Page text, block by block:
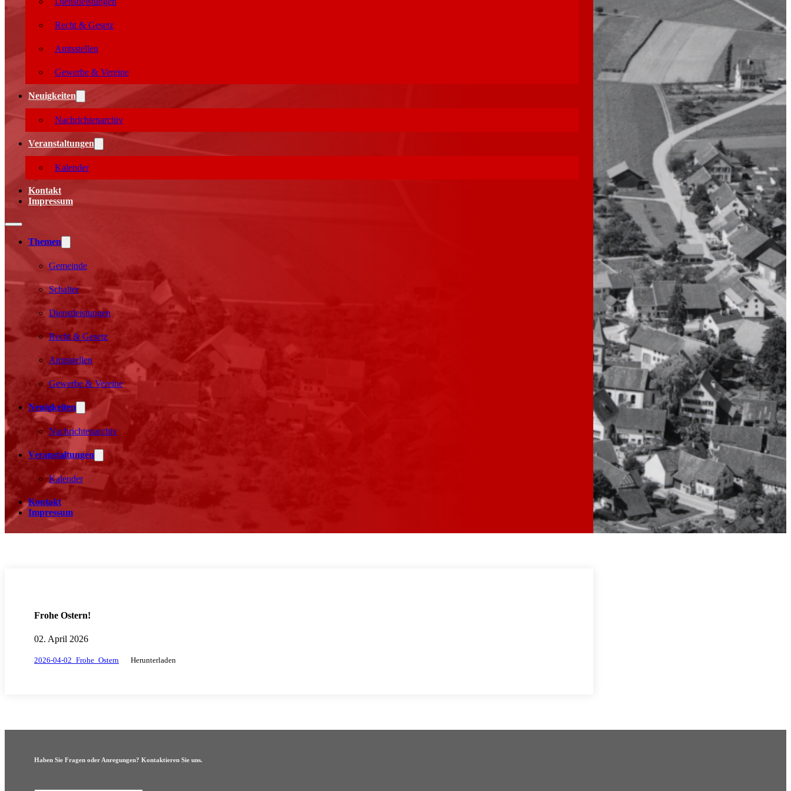
Recht & Gesetz
Amtsstellen
Gewerbe & Vereine
Neuigkeiten
Nachrichtenarchiv
Veranstaltungen
Kalender
Kontakt
Impressum
Themen
Gemeinde
Schalter
Dienstleistungen
Recht & Gesetz
Amtsstellen
Gewerbe & Vereine
Neuigkeiten
Nachrichtenarchiv
Veranstaltungen
Kalender
Kontakt
Impressum
Frohe Ostern!
02. April 2026
2026-04-02_Frohe_Ostern Herunterladen
Haben Sie Fragen oder Anregungen? Kontaktieren Sie uns.